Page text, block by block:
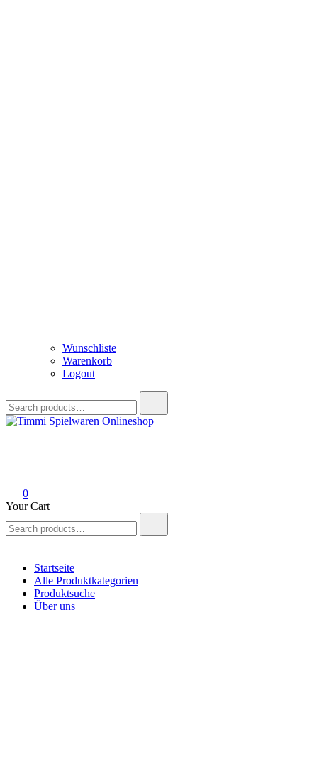
Wunschliste
Warenkorb
Logout
for:
0
Your Cart
for:
Startseite
Alle Produktkategorien
Produktsuche
Über uns